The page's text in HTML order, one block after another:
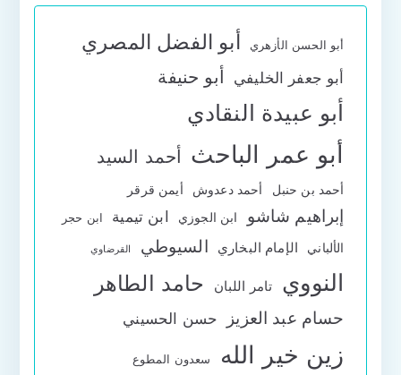
أبو الحسن الأزهري أبو الفضل المصري
أبو جعفر الخليفي أبو حنيفة
أبو عبيدة النقادي
أبو عمر الباحث أحمد السيد
أحمد بن حنبل أحمد دعدوش أيمن قرقر
إبراهيم شاشو ابن الجوزي ابن تيمية ابن حجر
الألباني الإمام البخاري السيوطي القرضاوي
النووي تامر اللبان حامد الطاهر
حسام عبد العزيز حسن الحسيني
زين خير الله سعدون المطوع